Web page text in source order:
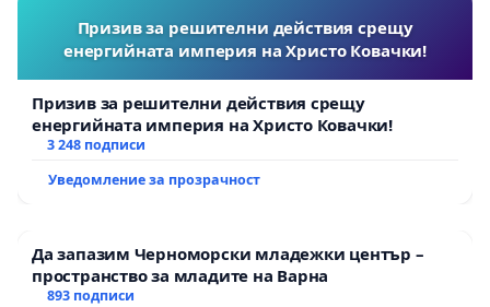
Призив за решителни действия срещу
енергийната империя на Христо Ковачки!
Призив за решителни действия срещу
енергийната империя на Христо Ковачки!
3 248 подписи
Уведомление за прозрачност
Да запазим Черноморски младежки център –
пространство за младите на Варна
893 подписи